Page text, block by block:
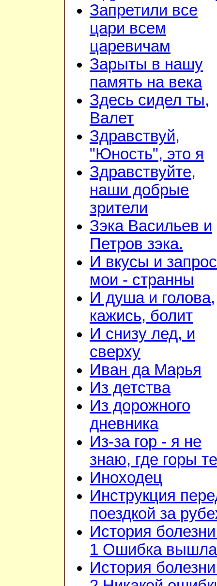
Запретили все
цари всем
царевичам
Зарыты в нашу
память на века
Здесь сидел ты,
Валет
Здравствуй,
"Юность", это я
Здравствуйте,
наши добрые
зрители
Зэка Васильев и
Петров зэка.
И вкусы и
мои - странны
И душа и голова,
кажись, болит
И снизу лед, и
сверху
Иван да Марья
Из детства
Из дорожного
дневника
Из-за гор - я не
знаю, где горы те
Иноходец
Инструкция
поездкой за
История
1 Ошибка вышла
История